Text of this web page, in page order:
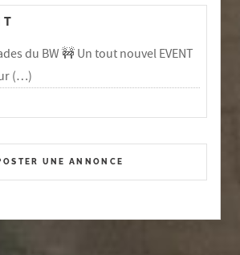
du BW 🚧 Un tout nouvel EVENT
(…)
UNE ANNONCE